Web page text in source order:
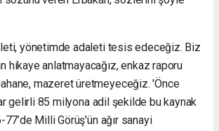
yönetimde adaleti tesis edeceğiz. Biz
hikaye anlatmayacağız, enkaz raporu
mazeret üretmeyeceğiz. 'Önce
gelirli 85 milyona adil şekilde bu kaynak
77’de Milli Görüş'ün ağır sanayi